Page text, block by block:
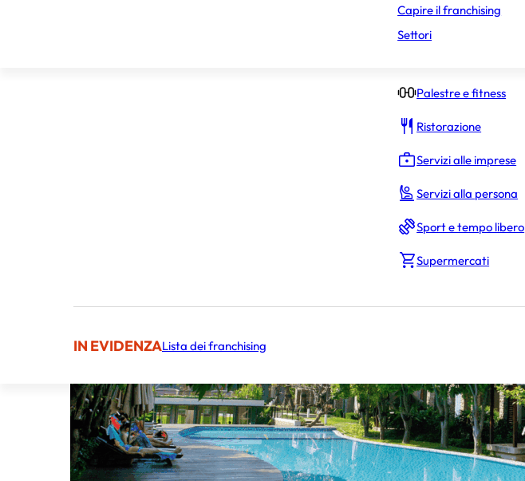
Palestre e fitness
Ristorazione
Servizi alle imprese
Servizi alla persona
Sport e tempo libero
Supermercati
IN EVIDENZALista dei franchising
Capire il franchising
Settori